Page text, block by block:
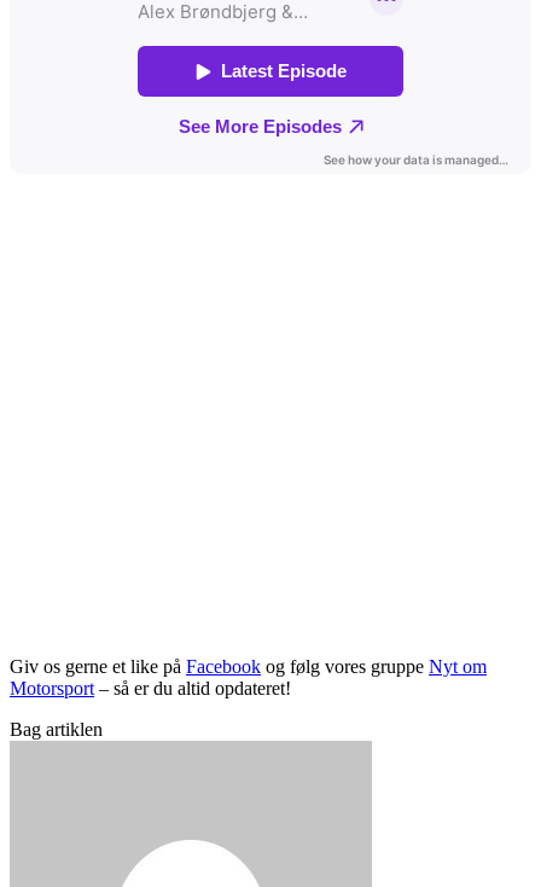
Giv os gerne et like på Facebook og følg vores gruppe Nyt om
Motorsport– så er du altid opdateret!
Bag artiklen